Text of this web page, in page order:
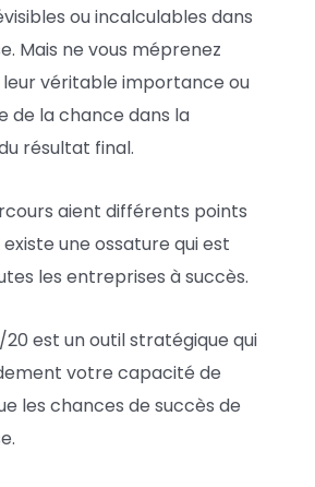
ou incalculables dans
Mais ne vous méprenez
véritable importance ou
de la chance dans la
résultat final.
aient différents points
une ossature qui est
les entreprises à succès.
est un outil stratégique qui
votre capacité de
les chances de succès de